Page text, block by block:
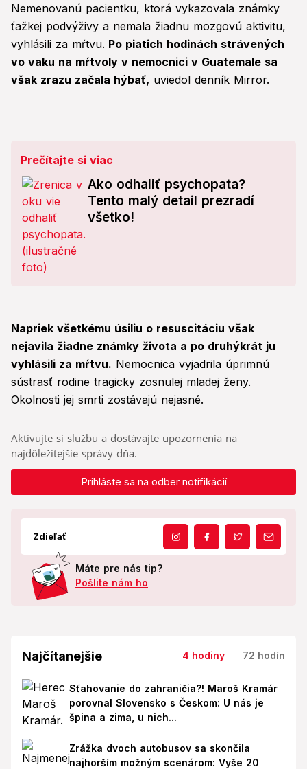
Nemenovanú pacientku, ktorá vykazovala známky
ťažkej podvýživy a nemala žiadnu mozgovú aktivitu,
vyhlásili za mŕtvu. Po piatich hodinách strávených
vo vaku na mŕtvoly v nemocnici v Guatemale sa
však zrazu začala hýbať, uviedol denník Mirror.
Prečítajte si viac
Ako odhaliť psychopata?
Tento malý detail prezradí
všetko!
Napriek všetkému úsiliu o resuscitáciu však
nejavila žiadne známky života a po druhýkrát ju
vyhlásili za mŕtvu. Nemocnica vyjadrila úprimnú
sústrasť rodine tragicky zosnulej mladej ženy.
Okolnosti jej smrti zostávajú nejasné.
Aktivujte si službu a dostávajte upozornenia na
najdôležitejšie správy dňa.
Prihláste sa na odber notifikácií
Zdieľať
Máte pre nás tip?
Pošlite nám ho
Najčítanejšie 4 hodiny 72 hodín
Sťahovanie do zahraničia?! Maroš Kramár
porovnal Slovensko s Českom: U nás je
špina a zima, u nich...
Zrážka dvoch autobusov sa skončila
najhorším možným scenárom: Vyše 20